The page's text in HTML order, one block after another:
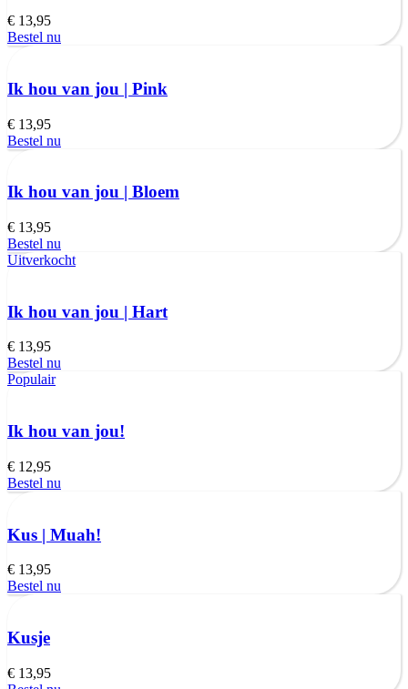
€ 13,95
Bestel nu
Ik hou van jou | Pink
€ 13,95
Bestel nu
Ik hou van jou | Bloem
€ 13,95
Bestel nu
Uitverkocht
Ik hou van jou | Hart
€ 13,95
Bestel nu
Populair
Ik hou van jou!
€ 12,95
Bestel nu
Kus | Muah!
€ 13,95
Bestel nu
Kusje
€ 13,95